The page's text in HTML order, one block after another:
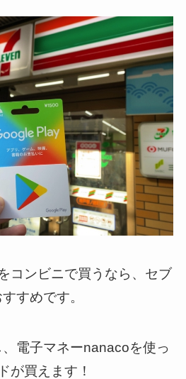
コンビニで買うなら、セブ
すめです。
電子マネーnanacoを使っ
が買えます！